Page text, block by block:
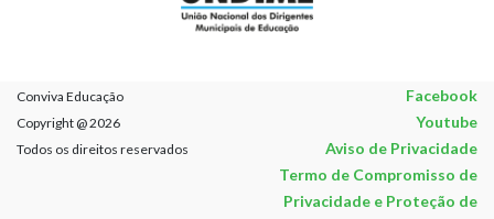
Conviva Educação Facebook
Copyright @ 2026 Youtube
Todos os direitos reservados
Aviso de Privacidade
Termo de Compromisso de
Privacidade e Proteção de